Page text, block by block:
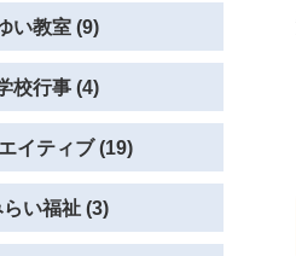
い教室 (9)
校行事 (4)
イティブ (19)
い福祉 (3)